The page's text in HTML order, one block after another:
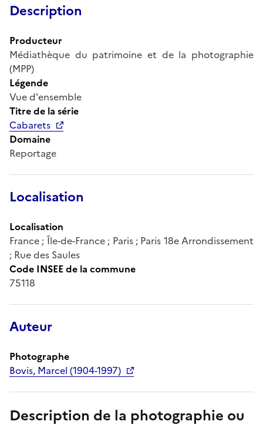
Description
Producteur
Médiathèque du patrimoine et de la photographie
(MPP)
Légende
Vue d'ensemble
Titre de la série
Cabarets
Domaine
Reportage
Localisation
Localisation
France ; Île-de-France ; Paris ; Paris 18e Arrondissement
; Rue des Saules
Code INSEE de la commune
75118
Auteur
Photographe
Bovis, Marcel (1904-1997)
Description de la photographie ou